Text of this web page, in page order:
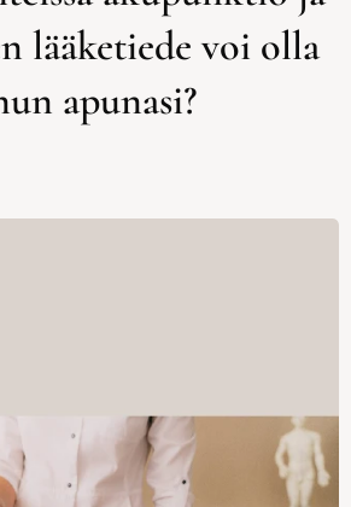
lääketiede voi olla
apunasi?